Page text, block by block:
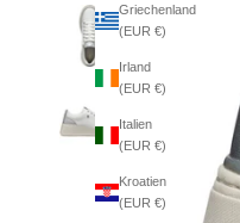
Griechenland
(EUR €)
Irland
(EUR €)
Italien
(EUR €)
Kroatien
(EUR €)